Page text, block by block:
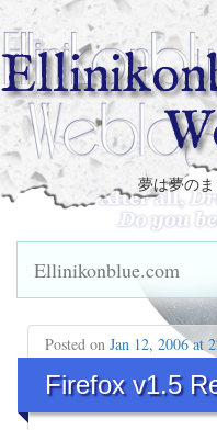
夢は夢の
Ellinikonblue.com
Posted on Jan 12, 2006 at
Firefox v1.5